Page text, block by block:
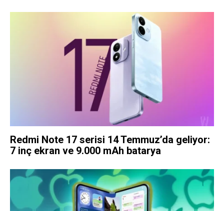
Redmi Note 17 serisi 14 Temmuz’da geliyor:
7 inç ekran ve 9.000 mAh batarya